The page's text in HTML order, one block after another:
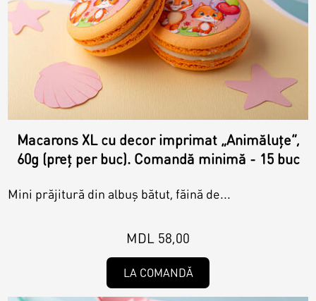
Colaci
Umpluturi
Candy Bar
Macarons personalizat
CakePops personalizat
Cupcake personalizat
Prajituri
Ciocolată
Desert
Macarons
Croissants & muffins
Biscuiţi
Macarons XL cu decor imprimat „Animăluțe”,
60g (preț per buc). Comandă minimă - 15 buc
Mini prăjitură din albuș bătut, făină de...
MDL 58,00
LA COMANDĂ